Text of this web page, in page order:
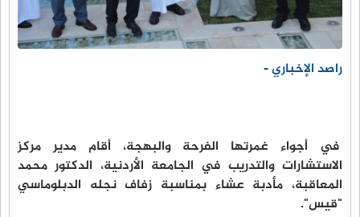
راصد الإخباري -
في أجواء غمرتها الفرحة والبهجة، أقام مدير مركز
الاستشارات والتدريب في الجامعة الأردنية، الدكتور محمد
المعاقبة، مأدبة عشاء بمناسبة زفاف نجله الدبلوماسي
"قيس".